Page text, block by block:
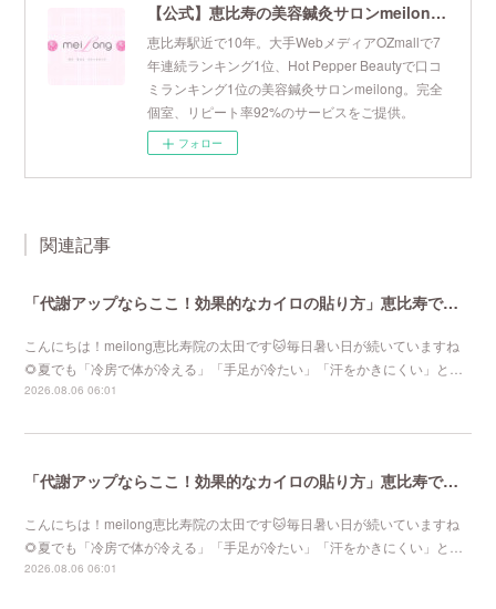
【公式】恵比寿の美容鍼灸サロンmeilong｜ツボを押さえた針・お灸の治療で美容と健康を叶えます
恵比寿駅近で10年。大手WebメディアOZmallで7
年連続ランキング1位、Hot Pepper Beautyで口コ
ミランキング1位の美容鍼灸サロンmeilong。完全
個室、リピート率92%のサービスをご提供。
フォロー
関連記事
「代謝アップならここ！効果的なカイロの貼り方」恵比寿で口コミNo 1美容鍼灸ならmeilong
こんにちは！meilong恵比寿院の太田です🐱毎日暑い日が続いていますね
🌻夏でも「冷房で体が冷える」「手足が冷たい」「汗をかきにくい」と…
2026.08.06 06:01
「代謝アップならここ！効果的なカイロの貼り方」恵比寿で口コミNo 1美容鍼灸ならmeilong
こんにちは！meilong恵比寿院の太田です🐱毎日暑い日が続いていますね
🌻夏でも「冷房で体が冷える」「手足が冷たい」「汗をかきにくい」と…
2026.08.06 06:01